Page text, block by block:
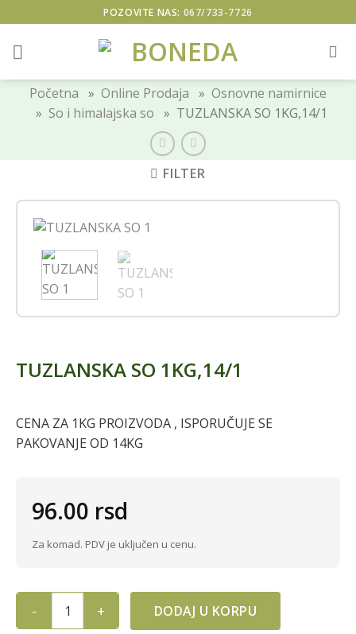
to
content
POZOVITE NAS: 067/733-7726
Početna » Online Prodaja » Osnovne namirnice
» So i himalajska so » TUZLANSKA SO 1KG,14/1
FILTER
TUZLANSKA SO 1KG,14/1
CENA ZA 1KG PROIZVODA , ISPORUČUJE SE
PAKOVANJE OD 14KG
96.00 rsd
Za komad. PDV je uključen u cenu.
TUZLANSKA SO 1KG,14/1 quantity
DODAJ U KORPU